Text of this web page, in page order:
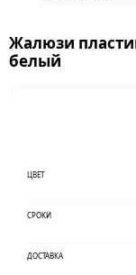
Жалюзи
белый
ЦВЕТ
СРОКИ
ДОСТАВКА